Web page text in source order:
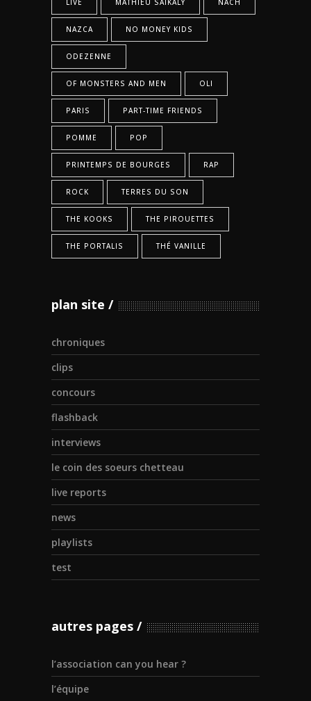
LIVE MATHIEU SAÏKALY NACH
NAZCA NO MONEY KIDS
ODEZENNE
OF MONSTERS AND MEN OLI
PARIS PART-TIME FRIENDS
POMME POP
PRINTEMPS DE BOURGES RAP
ROCK TERRES DU SON
THE KOOKS THE PIROUETTES
THE PORTALIS THÉ VANILLE
plan site
chroniques
clips
concours
flashback
interviews
le coin des soeurs chetteau
live reports
news
playlists
test
autres pages
l’association can you hear ?
l’équipe